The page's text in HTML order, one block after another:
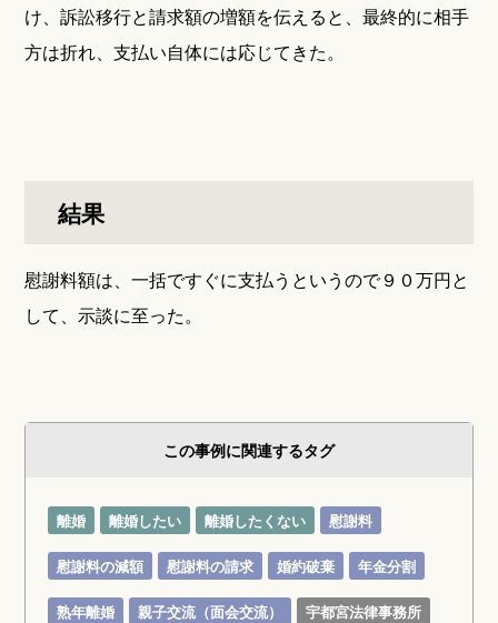
け、訴訟移行と請求額の増額を伝えると、最終的に相手
方は折れ、支払い自体には応じてきた。
結果
慰謝料額は、一括ですぐに支払うというので９０万円と
して、示談に至った。
この事例に関連するタグ
離婚 離婚したい 離婚したくない 慰謝料
慰謝料の減額 慰謝料の請求 婚約破棄 年金分割
熟年離婚 親子交流（面会交流） 宇都宮法律事務所